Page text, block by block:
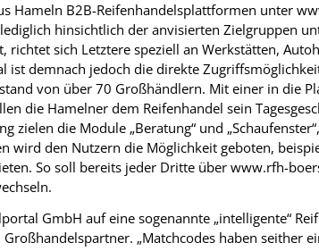
Hameln B2B-Reifenhandelsplattformen unter
hinsichtlich der anvisierten Zielgruppen
richtet sich Letztere speziell an Werkstätten,
ist demnach jedoch die direkte
von über 70 Großhändlern. Mit einer in die
die Hamelner dem Reifenhandel sein
zielen die Module „Beratung“ und
wird den Nutzern die Möglichkeit geboten,
So soll bereits jeder Dritte über www.rfh-
GmbH auf eine sogenannte „intelligente“
„Matchcodes haben seither